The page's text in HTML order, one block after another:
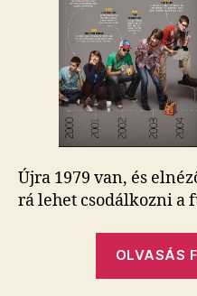
Újra 1979 van, és
rá lehet csodálkozni a
OLVASÁS